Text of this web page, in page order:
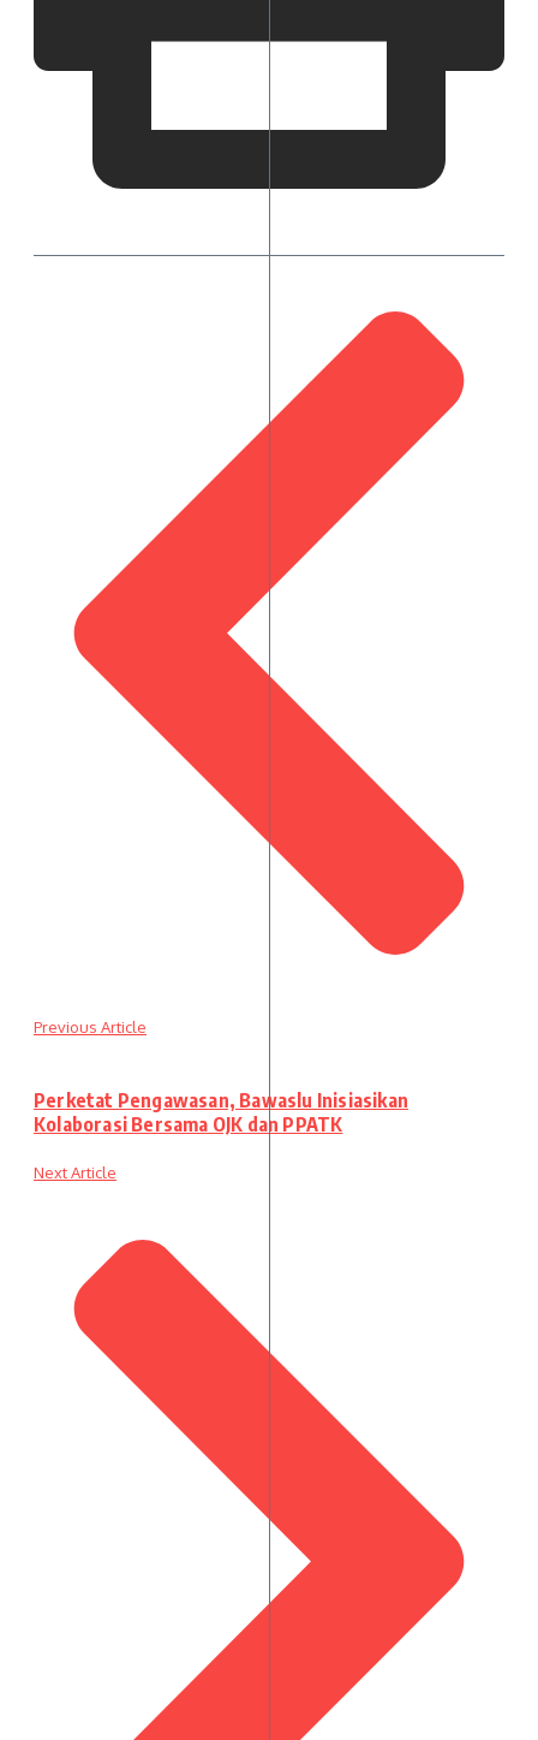
Previous Article
Perketat Pengawasan, Bawaslu Inisiasikan
Kolaborasi Bersama OJK dan PPATK
Next Article